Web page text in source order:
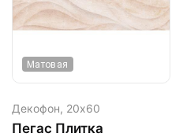
Матовая
Декофон, 20х60
Пегас Плитка